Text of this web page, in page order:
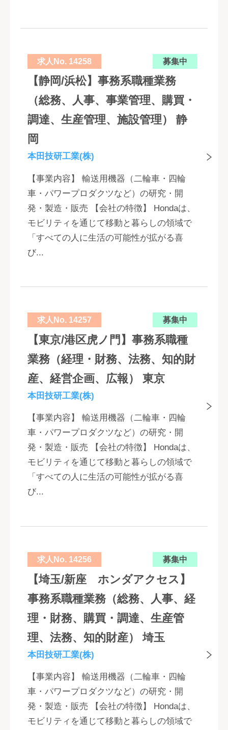
求人No. 14258 募集中
【静岡/浜松】事務系職種業務
（総務、人事、事業管理、購買・
調達、生産管理、施設管理） 静
岡
本田技研工業(株)
【事業内容】 輸送用機器（二輪車・四輪
車・パワープロダクツなど）の研究・開
発・製造・販売 【会社の特徴】 Hondaは、
モビリティを通じて移動と暮らしの領域で
「すべての人に生活の可能性が拡がる喜
び...
求人No. 14257 募集中
【東京/港区虎ノ門】事務系職種
業務（経理・財務、法務、知的財
産、経営企画、広報） 東京
本田技研工業(株)
【事業内容】 輸送用機器（二輪車・四輪
車・パワープロダクツなど）の研究・開
発・製造・販売 【会社の特徴】 Hondaは、
モビリティを通じて移動と暮らしの領域で
「すべての人に生活の可能性が拡がる喜
び...
求人No. 14256 募集中
【埼玉/新座 ホンダアクセス】
事務系職種業務（総務、人事、経
理・財務、購買・調達、生産管
理、法務、知的財産） 埼玉
本田技研工業(株)
【事業内容】 輸送用機器（二輪車・四輪
車・パワープロダクツなど）の研究・開
発・製造・販売 【会社の特徴】 Hondaは、
モビリティを通じて移動と暮らしの領域で